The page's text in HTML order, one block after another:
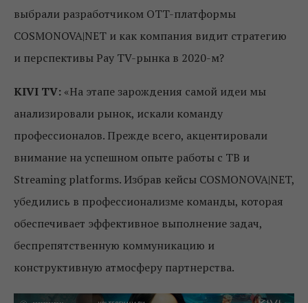
выбрали разработчиком OTT-платформы
COSMONOVA|NET и как компания видит стратегию
и перспективы Pау TV-рынка в 2020-м?
KIVI TV: «На этапе зарождения самой идеи мы
анализировали рынок, искали команду
профессионалов. Прежде всего, акцентировали
внимание на успешном опыте работы с ТВ и
Streaming platforms. Избрав кейсы COSMONOVA|NET,
убедились в профессионализме команды, которая
обеспечивает эффективное выполнение задач,
беспрепятственную коммуникацию и
конструктивную атмосферу партнерства.